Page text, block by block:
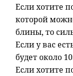
Если хотите
которой
блины, то
Если у вас
будет около
Если хотите